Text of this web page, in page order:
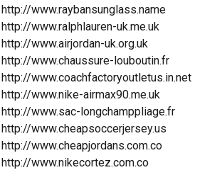
http://www.raybansunglass.name
http://www.ralphlauren-uk.me.uk
http://www.airjordan-uk.org.uk
http://www.chaussure-louboutin.fr
http://www.coachfactoryoutletus.in.net
http://www.nike-airmax90.me.uk
http://www.sac-longchamppliage.fr
http://www.cheapsoccerjersey.us
http://www.cheapjordans.com.co
http://www.nikecortez.com.co